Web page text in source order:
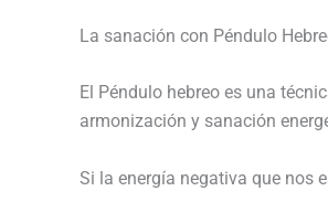
La sanación con Péndulo
El Péndulo hebreo es una
armonización y sanación
Si la energía negativa que nos